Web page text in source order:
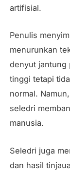
artifisial.
Penulis
menurunkan
denyut jantung
tinggi tetapi
normal.
seledri
manusia.
Seledri juga
dan hasil